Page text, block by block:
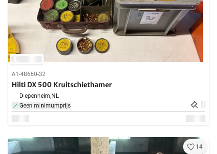
A1-48660-32
Hilti DX 500 Kruitschiethamer
Diepenheim,NL
Geen minimumprijs
14